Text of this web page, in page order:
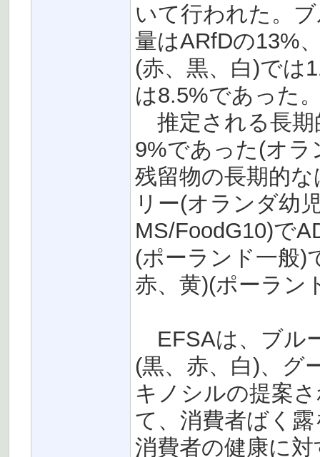
いて行われた。
量はARfDの13%
(赤、黒、白)では
は8.5%であった
推定される長期
9%であった(オラ
残留物の長期的
リー(オランダ幼
MS/FoodG10)で
(ポーランド一般)
赤、黄)(ポーラン
EFSAは、ブル
(黒、赤、白)、グ
キノシルの提案
て、消費者ばく
消費者の健康に